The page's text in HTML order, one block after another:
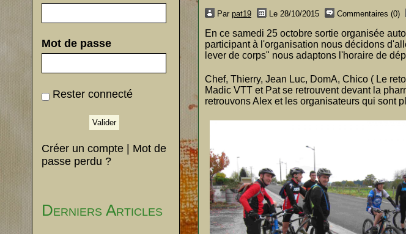
Mot de passe
Rester connecté
Créer un compte
Mot de
passe perdu ?
Derniers Articles
Par pat19 Le 28/10/2015 Commentaires (0)
En ce samedi 25 octobre sortie organisée
participant à l'organisation nous décidons
lever de corps" nous adaptons l'horaire de
Chef, Thierry, Jean Luc, DomA, Chico ( Le
Madic VTT et Pat se retrouvent devant la
retrouvons Alex et les organisateurs qui sont